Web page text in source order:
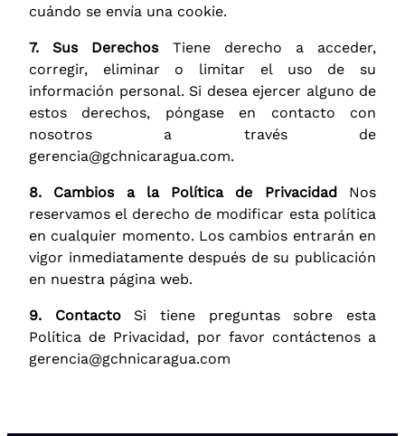
cuándo se envía una cookie.
7. Sus DerechosTiene derecho a acceder,
corregir, eliminar o limitar el uso de su
información personal. Si desea ejercer alguno de
estos derechos, póngase en contacto con
nosotros a través de
gerencia@gchnicaragua.com.
8. Cambios a la Política de Privacidad Nos
reservamos el derecho de modificar esta política
en cualquier momento. Los cambios entrarán en
vigor inmediatamente después de su publicación
en nuestra página web.
9. ContactoSi tiene preguntas sobre esta
Política de Privacidad, por favor contáctenos a
gerencia@gchnicaragua.com